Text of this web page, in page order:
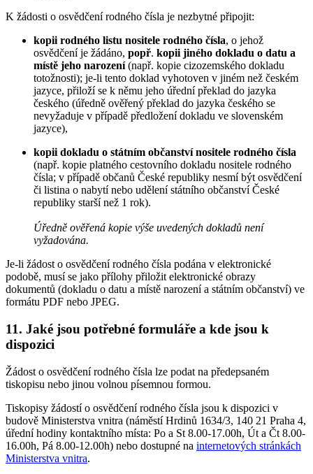
K žádosti o osvědčení rodného čísla je nezbytné připojit:
kopii rodného listu nositele rodného čísla, o jehož
osvědčení je žádáno, popř. kopii jiného dokladu o datu a
místě jeho narození(např. kopie cizozemského dokladu
totožnosti); je-li tento doklad vyhotoven v jiném než českém
jazyce, přiloží se k němu jeho úřední překlad do jazyka
českého (úředně ověřený překlad do jazyka českého se
nevyžaduje v případě předložení dokladu ve slovenském
jazyce),
kopii dokladu o státním občanství nositele rodného čísla
(např. kopie platného cestovního dokladu nositele rodného
čísla; v případě občanů České republiky nesmí být osvědčení
či listina o nabytí nebo udělení státního občanství České
republiky starší než 1 rok).
Úředně ověřená kopie výše uvedených dokladů není
vyžadována.
Je-li žádost o osvědčení rodného čísla podána v elektronické
podobě, musí se jako přílohy přiložit elektronické obrazy
dokumentů (dokladu o datu a místě narození a státním občanství) ve
formátu PDF nebo JPEG.
11. Jaké jsou potřebné formuláře a kde jsou k
dispozici
Žádost o osvědčení rodného čísla lze podat na předepsaném
tiskopisu nebo jinou volnou písemnou formou.
Tiskopisy žádostí o osvědčení rodného čísla jsou k dispozici v
budově Ministerstva vnitra (náměstí Hrdinů 1634/3, 140 21 Praha 4,
úřední hodiny kontaktního místa: Po a St 8.00-17.00h, Út a Čt 8.00-
16.00h, Pá 8.00-12.00h) nebo dostupné na internetových stránkách
Ministerstva vnitra.